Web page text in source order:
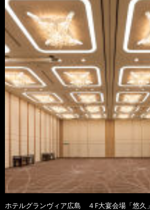
ホテルグランヴィア広島 ４F大宴会場「悠久」